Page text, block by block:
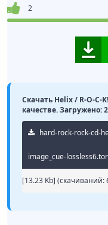
2
Скачать Helix / R-O-C-
качестве. Загружено:
hard-rock-rock-cd-
image_cue-
[13.23 Kb] (cкачиваний: